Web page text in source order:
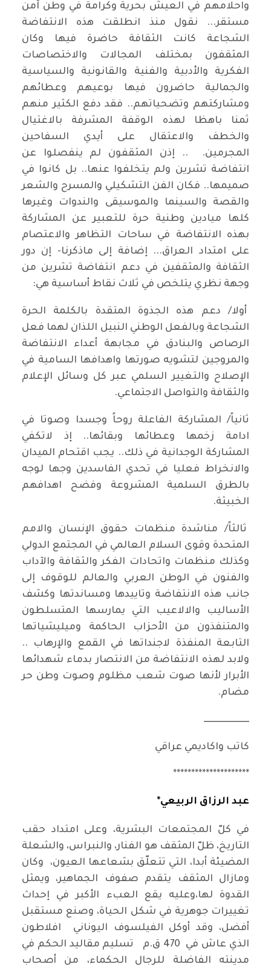
واحلامهم في العيش بحرية وكرامة في وطن آمن
مستقر... نقول منذ انطلقت هذه الانتفاضة
الشجاعة كانت الثقافة حاضرة فيها وكان
المثقفون بمختلف المجالات والاختصاصات
الفكرية والأدبية والفنية والقانونية والسياسية
والجمالية حاضرون فيها بوعيهم وعطائهم
ومشاركتهم وتضحياتهم.. فقد دفع الكثير منهم
ثمنا باهظا لهذه الوقفة المشرفة بالاغتيال
والخطف والاعتقال على أيدي السفاحين
المجرمين. .. إذن المثقفون لم ينفصلوا عن
انتفاضة تشرين ولم يتخلفوا عنها.. بل كانوا في
صميمها.. فكان الفن التشكيلي والمسرح والشعر
والقصة والسينما والموسيقى والندوات وغيرها
كلها ميادين وطنية حرة للتعبير عن المشاركة
بهذه الانتفاضة في ساحات التظاهر والاعتصام
على امتداد العراق... إضافة إلى ماذكرنا- إن دور
الثقافة والمثقفين في دعم انتفاضة تشرين من
وجهة نظري يتلخص في ثلاث نقاط أساسية هي:
أولا/ دعم هذه الجذوة المتقدة بالكلمة الحرة
الشجاعة وبالفعل الوطني النبيل اللذان لهما فعل
الرصاص والبنادق في مجابهة أعداء الانتفاضة
والمروجين لتشويه صورتها واهدافها السامية في
الإصلاح والتغيير السلمي عبر كل وسائل الإعلام
والثقافة والتواصل الاجتماعي.
ثانياً/ المشاركة الفاعلة روحاً وجسدا وصوتا في
ادامة زخمها وعطائها وبقائها.. إذ لاتكفي
المشاركة الوجدانية في ذلك.. يجب اقتحام الميدان
والانخراط فعليا في تحدي الفاسدين وجها لوجه
بالطرق السلمية المشروعة وفضح اهدافهم
الخبيثة.
ثالثاً/ مناشدة منظمات حقوق الإنسان والامم
المتحدة وقوى السلام العالمي في المجتمع الدولي
وكذلك منظمات واتحادات الفكر والثقافة والآداب
والفنون في الوطن العربي والعالم للوقوف إلى
جانب هذه الانتفاضة وتاييدها ومساندتها وكشف
الأساليب والالاعيب التي يمارسها المتسلطون
والمتنفذون من الأحزاب الحاكمة وميليشياتها
التابعة المنفذة لاجنداتها في القمع والإرهاب ..
ولابد لهذه الانتفاضة من الانتصار بدماء شهدائها
الأبرار لأنها صوت شعب مظلوم وصوت وطن حر
مضام.
ـــــــــــــــــــــــــ
كاتب واكاديمي عراقي
*********************
عبد الرزاق الربيعي*
في كلّ المجتمعات البشرية، وعلى امتداد حقب
التاريخ، ظلّ المثقف هو الفنار، والنبراس، والشعلة
المضيئة أبدا، التي تتعلّق بشعاعها العيون، وكان
ومازال المثقف يتقدم صفوف الجماهير، ويمثل
القدوة لها،وعليه يقع العبء الأكبر في إحداث
تغييرات جوهرية في شكل الحياة، وصنع مستقبل
أفضل، وقد أوكل الفيلسوف اليوناني افلاطون
الذي عاش في 470 ق.م تسليم مقاليد الحكم في
مدينته الفاضلة للرجال الحكماء، من أصحاب